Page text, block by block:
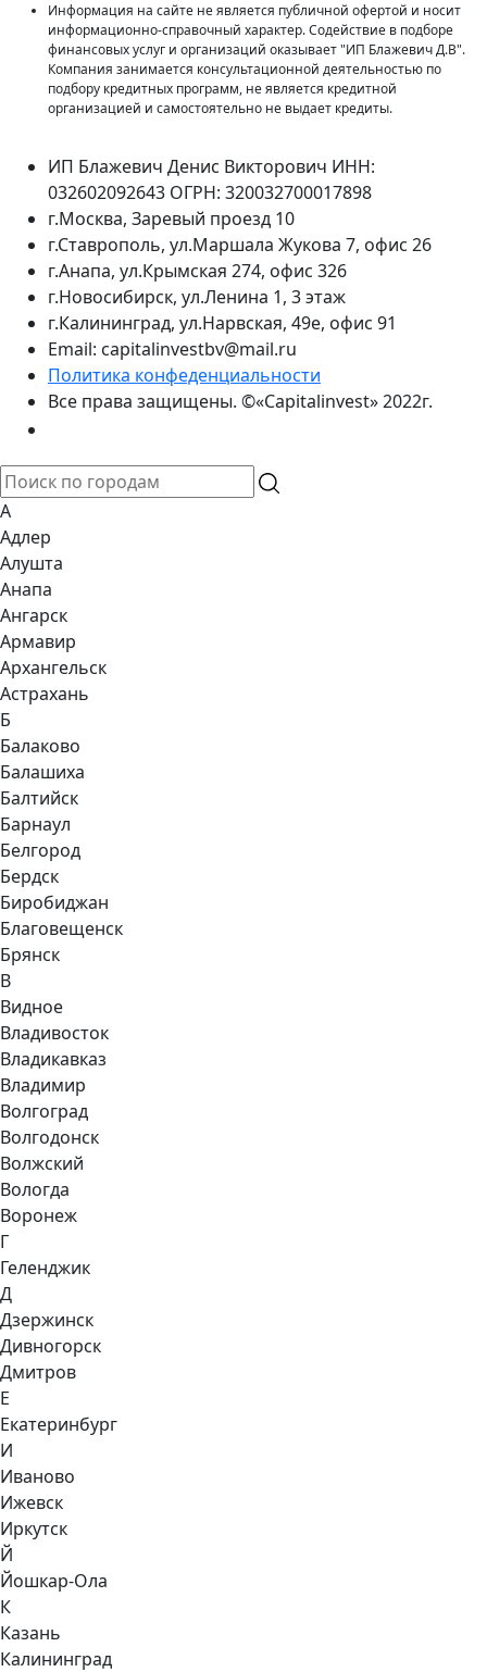
ИП Блажевич Денис Викторович ИНН:
032602092643 ОГРН: 320032700017898
г.Москва, Заревый проезд 10
г.Ставрополь, ул.Маршала Жукова 7, офис 26
г.Анапа, ул.Крымская 274, офис 326
г.Новосибирск, ул.Ленина 1, 3 этаж
г.Калининград, ул.Нарвская, 49е, офис 91
Email: capitalinvestbv@mail.ru
Политика конфеденциальности
Все права защищены. ©«Capitalinvest» 2022г.
Информация на сайте не является публичной офертой и носит
информационно-справочный характер. Содействие в подборе
финансовых услуг и организаций оказывает "ИП Блажевич Д.В".
Компания занимается консультационной деятельностью по
подбору кредитных программ, не является кредитной
организацией и самостоятельно не выдает кредиты.
А
Адлер
Алушта
Анапа
Ангарск
Армавир
Архангельск
Астрахань
Б
Балаково
Балашиха
Балтийск
Барнаул
Белгород
Бердск
Биробиджан
Благовещенск
Брянск
В
Видное
Владивосток
Владикавказ
Владимир
Волгоград
Волгодонск
Волжский
Вологда
Воронеж
Г
Геленджик
Д
Дзержинск
Дивногорск
Дмитров
Е
Екатеринбург
И
Иваново
Ижевск
Иркутск
Й
Йошкар-Ола
К
Казань
Калининград